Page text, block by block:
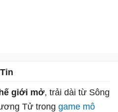
giới mở, trải dài từ Sông
Tử trong game mô